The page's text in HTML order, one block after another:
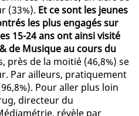
(33%). Et ce sont les jeunes
les plus engagés sur
15-24 ans ont ainsi visité
de Musique au cours du
près de la moitié (46,8%) se
Par ailleurs, pratiquement
Pour aller plus loin
directeur du
révèle par